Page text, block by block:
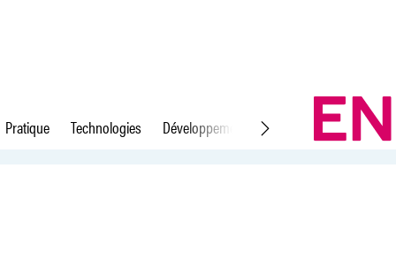
Pratique Technologies Développement durable Droit du travail